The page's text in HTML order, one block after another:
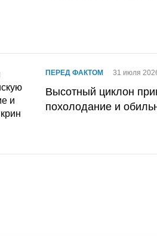
ПЕРЕД ФАКТОМ 31 июля
Высотный циклон
похолодание и